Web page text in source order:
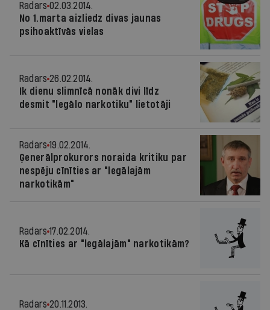
Radars 02.03.2014.
No 1.marta aizliedz divas jaunas
psihoaktīvās vielas
Radars 26.02.2014.
Ik dienu slimnīcā nonāk divi līdz
desmit "legālo narkotiku" lietotāji
Radars 19.02.2014.
Ģenerālprokurors noraida kritiku par
nespēju cīnīties ar "legālajām
narkotikām"
Radars 17.02.2014.
Kā cīnīties ar "legālajām" narkotikām?
Radars 20.11.2013.